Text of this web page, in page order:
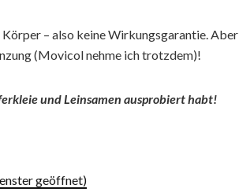
– also keine Wirkungsgarantie. Aber
(Movicol nehme ich trotzdem)!
und Leinsamen ausprobiert habt!
geöffnet)